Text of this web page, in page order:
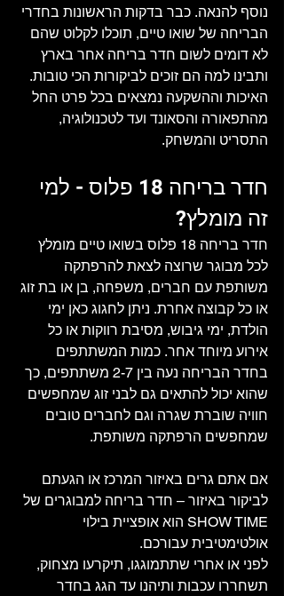
נוסף להנאה. כבר בדקות הראשונות בחדרי
הבריחה של שואו טיים, תוכלו לקלוט שהם
לא דומים לשום חדר בריחה אחר בארץ
ותבינו למה הם זוכים לביקורות הכי טובות.
האיכות וההשקעה נמצאים בכל פרט החל
מהתפאורה והסאונד ועד לטכנולוגיה,
התסריט והמשחק.
חדר בריחה 18 פלוס - למי
זה מומלץ?
חדר בריחה 18 פלוס בשואו טיים מומלץ
לכל מבוגר שרוצה לצאת להרפתקה
משותפת עם חברים, משפחה, בן או בת זוג
או כל קבוצה אחרת. ניתן לחגוג כאן ימי
הולדת, ימי גיבוש, מסיבת רווקות או כל
אירוע מיוחד אחר. כמות המשתתפים
בחדר הבריחה נעה בין 2-7 משתתפים, כך
שהוא יכול להתאים גם לבני זוג שמחפשים
חוויה שוברת שגרה וגם לחברים טובים
שמחפשים הרפתקה משותפת.
אם אתם גרים באיזור המרכז או הגעתם
לביקור באיזור – חדר בריחה למבוגרים של
SHOW TIME הוא אופציית בילוי
אולטימטיבית עבורכם.
לפני או אחרי שתתמוגגו, תיקרעו מצחוק,
תשחררו עכבות ותיהנו עד הגג בחדר